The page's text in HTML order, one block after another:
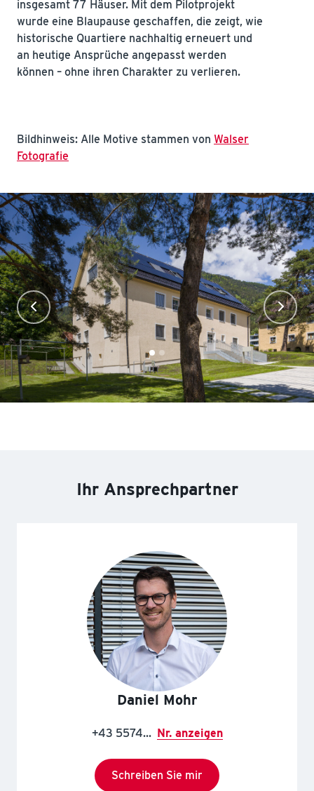
insgesamt 77 Häuser. Mit dem Pilotprojekt
wurde eine Blaupause geschaffen, die zeigt, wie
historische Quartiere nachhaltig erneuert und
an heutige Ansprüche angepasst werden
können – ohne ihren Charakter zu verlieren.
Bildhinweis: Alle Motive stammen von Walser
Fotografie
Ihr Ansprechpartner
Daniel Mohr
+43 5574... Nr. anzeigen
Schreiben Sie mir